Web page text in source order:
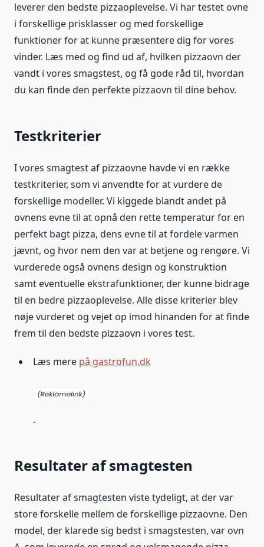
leverer den bedste pizzaoplevelse. Vi har testet ovne
i forskellige prisklasser og med forskellige
funktioner for at kunne præsentere dig for vores
vinder. Læs med og find ud af, hvilken pizzaovn der
vandt i vores smagstest, og få gode råd til, hvordan
du kan finde den perfekte pizzaovn til dine behov.
Testkriterier
I vores smagtest af pizzaovne havde vi en række
testkriterier, som vi anvendte for at vurdere de
forskellige modeller. Vi kiggede blandt andet på
ovnens evne til at opnå den rette temperatur for en
perfekt bagt pizza, dens evne til at fordele varmen
jævnt, og hvor nem den var at betjene og rengøre. Vi
vurderede også ovnens design og konstruktion
samt eventuelle ekstrafunktioner, der kunne bidrage
til en bedre pizzaoplevelse. Alle disse kriterier blev
nøje vurderet og vejet op imod hinanden for at finde
frem til den bedste pizzaovn i vores test.
Læs mere på gastrofun.dk
.
Resultater af smagtesten
Resultater af smagtesten viste tydeligt, at der var
store forskelle mellem de forskellige pizzaovne. Den
model, der klarede sig bedst i smagstesten, var ovn